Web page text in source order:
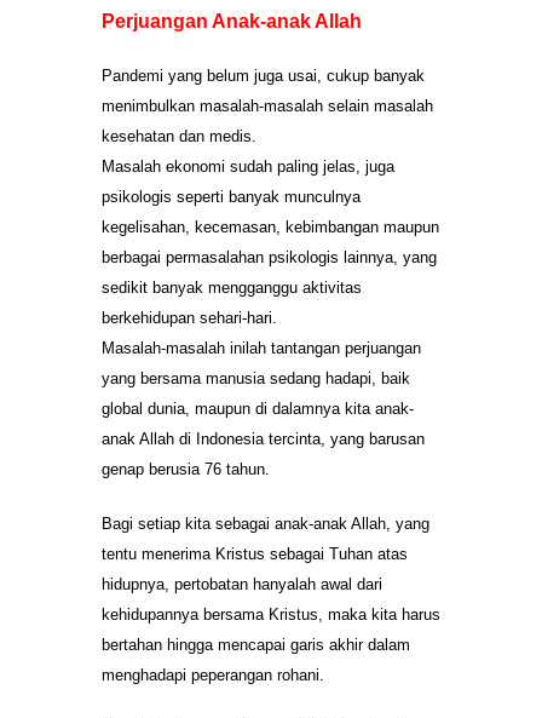
Perjuangan Anak-anak Allah
Pandemi yang belum juga usai, cukup banyak
menimbulkan masalah-masalah selain masalah
kesehatan dan medis.
Masalah ekonomi sudah paling jelas, juga
psikologis seperti banyak munculnya
kegelisahan, kecemasan, kebimbangan maupun
berbagai permasalahan psikologis lainnya, yang
sedikit banyak mengganggu aktivitas
berkehidupan sehari-hari.
Masalah-masalah inilah tantangan perjuangan
yang bersama manusia sedang hadapi, baik
global dunia, maupun di dalamnya kita anak-
anak Allah di Indonesia tercinta, yang barusan
genap berusia 76 tahun.
Bagi setiap kita sebagai anak-anak Allah, yang
tentu menerima Kristus sebagai Tuhan atas
hidupnya, pertobatan hanyalah awal dari
kehidupannya bersama Kristus, maka kita harus
bertahan hingga mencapai garis akhir dalam
menghadapi peperangan rohani.